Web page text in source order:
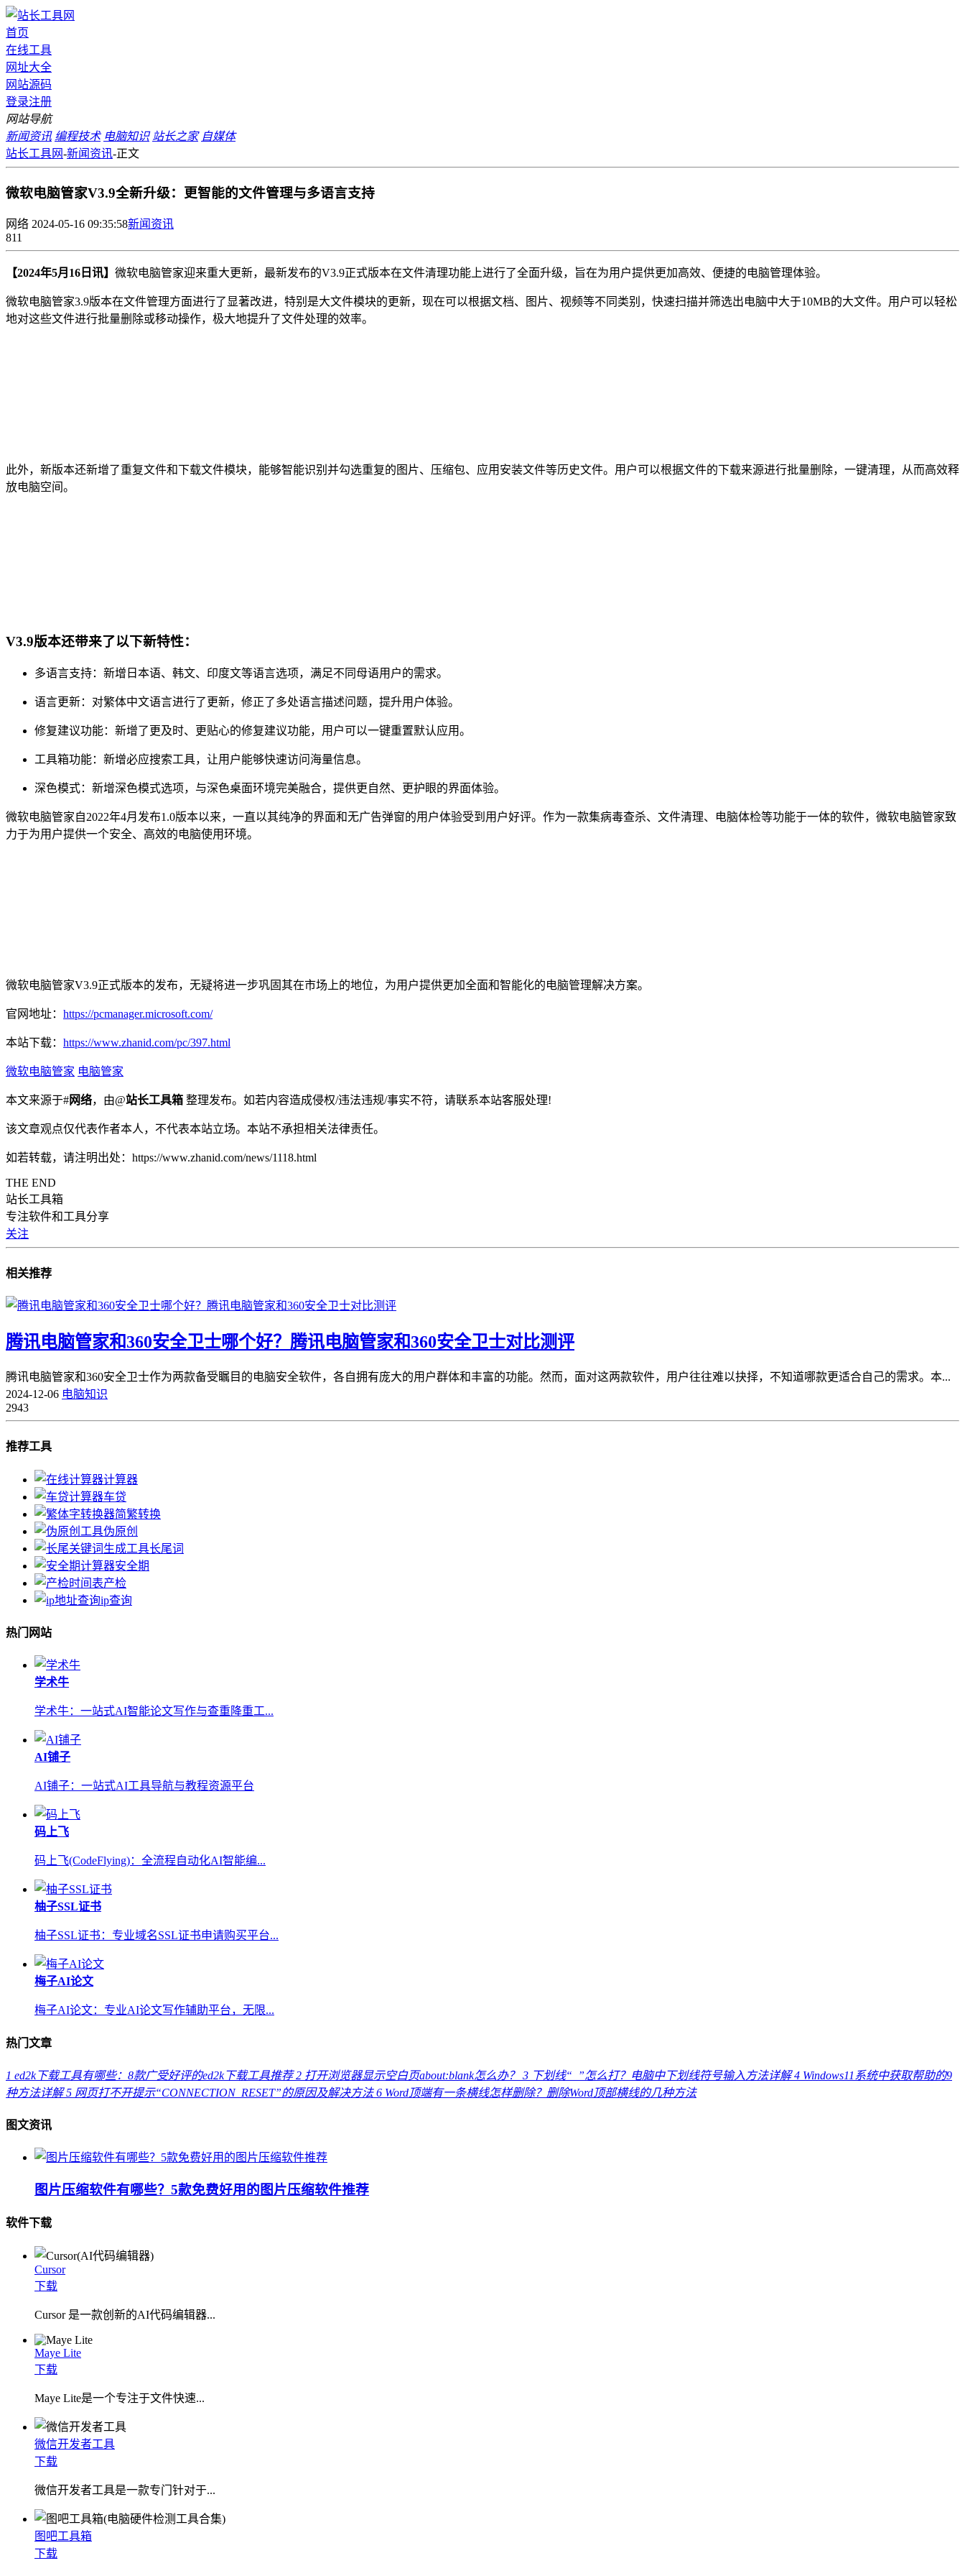
首页
在线工具
网址大全
网站源码
登录注册
网站导航
新闻资讯 编程技术 电脑知识 站长之家 自媒体
站长工具网-新闻资讯-正文
微软电脑管家V3.9全新升级：更智能的文件管理与多语言支持
网络 2024-05-16 09:35:58新闻资讯
811
【2024年5月16日讯】 微软电脑管家迎来重大更新，最新发布的V3.9正式版本在文件清理功能上进行了全面升级，旨在为用户提供更加高效、便捷的电脑管理体验。
微软电脑管家3.9版本在文件管理方面进行了显著改进，特别是大文件模块的更新，现在可以根据文档、图片、视频等不同类别，快速扫描并筛选出电脑中大于10MB的大文件。用户可以轻松
地对这些文件进行批量删除或移动操作，极大地提升了文件处理的效率。
此外，新版本还新增了重复文件和下载文件模块，能够智能识别并勾选重复的图片、压缩包、应用安装文件等历史文件。用户可以根据文件的下载来源进行批量删除，一键清理，从而高效释
放电脑空间。
V3.9版本还带来了以下新特性：
多语言支持：新增日本语、韩文、印度文等语言选项，满足不同母语用户的需求。
语言更新：对繁体中文语言进行了更新，修正了多处语言描述问题，提升用户体验。
修复建议功能：新增了更及时、更贴心的修复建议功能，用户可以一键重置默认应用。
工具箱功能：新增必应搜索工具，让用户能够快速访问海量信息。
深色模式：新增深色模式选项，与深色桌面环境完美融合，提供更自然、更护眼的界面体验。
微软电脑管家自2022年4月发布1.0版本以来，一直以其纯净的界面和无广告弹窗的用户体验受到用户好评。作为一款集病毒查杀、文件清理、电脑体检等功能于一体的软件，微软电脑管家致
力于为用户提供一个安全、高效的电脑使用环境。
微软电脑管家V3.9正式版本的发布，无疑将进一步巩固其在市场上的地位，为用户提供更加全面和智能化的电脑管理解决方案。
官网地址： https://pcmanager.microsoft.com/
本站下载： https://www.zhanid.com/pc/397.html
微软电脑管家 电脑管家
本文来源于#网络，由@站长工具箱 整理发布。如若内容造成侵权/违法违规/事实不符，请联系本站客服处理!
该文章观点仅代表作者本人，不代表本站立场。本站不承担相关法律责任。
如若转载，请注明出处：https://www.zhanid.com/news/1118.html
THE END
站长工具箱
专注软件和工具分享
关注
相关推荐
腾讯电脑管家和360安全卫士哪个好？腾讯电脑管家和360安全卫士对比测评
腾讯电脑管家和360安全卫士作为两款备受瞩目的电脑安全软件，各自拥有庞大的用户群体和丰富的功能。然而，面对这两款软件，用户往往难以抉择，不知道哪款更适合自己的需求。本...
2024-12-06 电脑知识
2943
推荐工具
计算器
车贷
简繁转换
伪原创
长尾词
安全期
产检
ip查询
热门网站
学术牛
学术牛：一站式AI智能论文写作与查重降重工...
AI铺子
AI铺子：一站式AI工具导航与教程资源平台
码上飞
码上飞(CodeFlying)：全流程自动化AI智能编...
柚子SSL证书
柚子SSL证书：专业域名SSL证书申请购买平台...
梅子AI论文
梅子AI论文：专业AI论文写作辅助平台，无限...
热门文章
1 ed2k下载工具有哪些：8款广受好评的ed2k下载工具推荐 2 打开浏览器显示空白页about:blank怎么办？ 3 下划线“_”怎么打？电脑中下划线符号输入方法详解 4 Windows11系统中获取帮助的9
种方法详解 5 网页打不开提示“CONNECTION_RESET”的原因及解决方法 6 Word顶端有一条横线怎样删除？删除Word顶部横线的几种方法
图文资讯
图片压缩软件有哪些？5款免费好用的图片压缩软件推荐
软件下载
Cursor
下载
Cursor 是一款创新的AI代码编辑器...
Maye Lite
下载
​Maye Lite是一个专注于文件快速...
微信开发者工具
下载
微信开发者工具是一款专门针对于...
图吧工具箱
下载